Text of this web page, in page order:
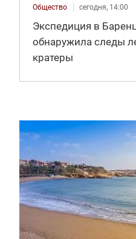
Общество сегодня, 14:00
Экспедиция в
обнаружила следы
кратеры